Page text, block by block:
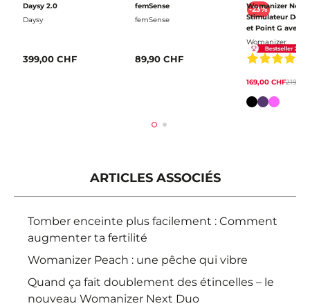
Daysy 2.0
Daysy
399,00 CHF
femSense
femSense
89,90 CHF
-23%
Womanizer Next
Stimulateur
et Point G avec
Air
Womanizer
169,00 CHF219,90
Couleur
ARTICLES ASSOCIÉS
Tomber enceinte plus facilement : Comment
augmenter ta fertilité
Womanizer Peach : une pêche qui vibre
Quand ça fait doublement des étincelles – le
nouveau Womanizer Next Duo